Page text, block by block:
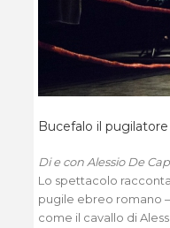
Bucefalo il pugilatore
Di e con Alessio De
Lo spettacolo
pugile ebreo romano
come il cavallo di